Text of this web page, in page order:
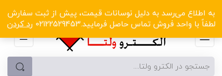
به اطلاع می‌رسد به دلیل نوسانات قیمت، پیش از ثبت سفارش
لطفاً با واحد فروش تماس حاصل فرمایید.02122529453
رد کردن
الکترو ولتا با تخفیف‌های شگفت‌انگیز! کلیک کنید